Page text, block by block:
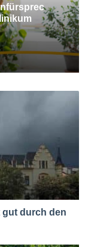
gut durch den